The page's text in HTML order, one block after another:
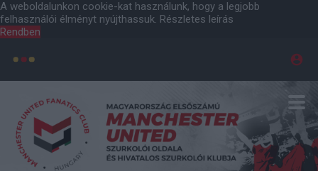
A weboldalunkon cookie-kat használunk, hogy a legjobb
felhasználói élményt nyújthassuk. Részletes leírás
Rendben